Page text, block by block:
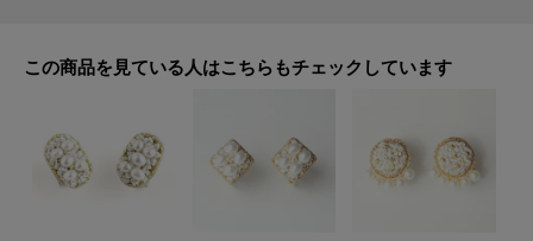
この商品を見ている人はこちらもチェックしています